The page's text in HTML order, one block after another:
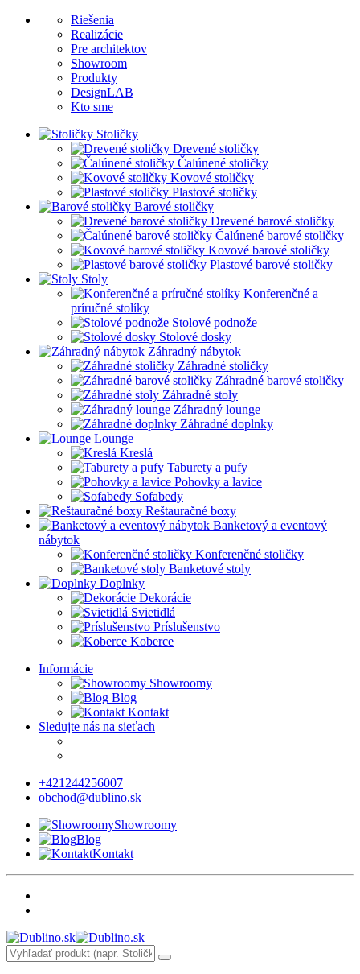
Riešenia
Realizácie
Pre architektov
Showroom
Produkty
DesignLAB
Kto sme
Stoličky
Drevené stoličky
Čalúnené stoličky
Kovové stoličky
Plastové stoličky
Barové stoličky
Drevené barové stoličky
Čalúnené barové stoličky
Kovové barové stoličky
Plastové barové stoličky
Stoly
Konferenčné a
príručné stolíky
Stolové podnože
Stolové dosky
Záhradný nábytok
Záhradné stoličky
Záhradné barové stoličky
Záhradné stoly
Záhradný lounge
Záhradné doplnky
Lounge
Kreslá
Taburety a pufy
Pohovky a lavice
Sofabedy
Reštauračné boxy
Banketový a eventový
nábytok
Konferenčné stoličky
Banketové stoly
Doplnky
Dekorácie
Svietidlá
Príslušenstvo
Koberce
Informácie
Showroomy
Blog
Kontakt
Sledujte nás na sieťach
+421244256007
obchod@dublino.sk
Showroomy
Blog
Kontakt